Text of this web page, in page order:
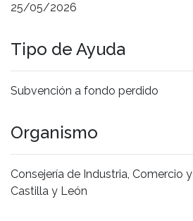
25/05/2026
Tipo de Ayuda
Subvención a fondo perdido
Organismo
Consejería de Industria, Comercio
Castilla y León